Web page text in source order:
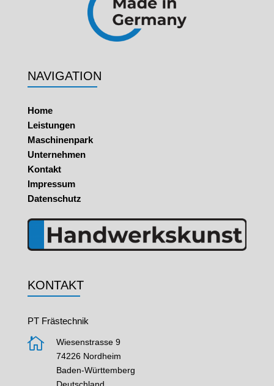
NAVIGATION
Home
Leistungen
Maschinenpark
Unternehmen
Kontakt
Impressum
Datenschutz
KONTAKT
PT Frästechnik

Wiesenstrasse 9
74226 Nordheim
Baden-Württemberg